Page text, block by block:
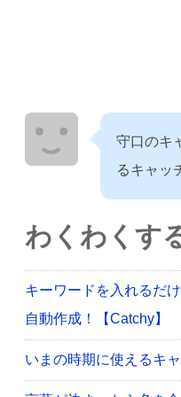
守口のキ
るキャッ
わくわくす
キーワードを入れるだ
自動作成！【Catchy】
いまの時期に使えるキ